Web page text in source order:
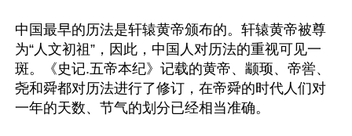
中国最早的历法是轩辕黄帝颁布的。轩辕黄帝被尊
为“人文初祖”，因此，中国人对历法的重视可见一
斑。《史记.五帝本纪》记载的黄帝、颛顼、帝喾、
尧和舜都对历法进行了修订，在帝舜的时代人们对
一年的天数、节气的划分已经相当准确。